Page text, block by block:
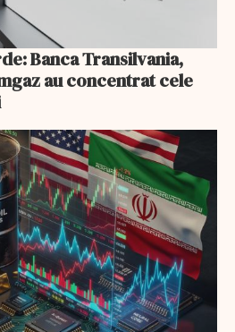
Banca Transilvania,
au concentrat cele